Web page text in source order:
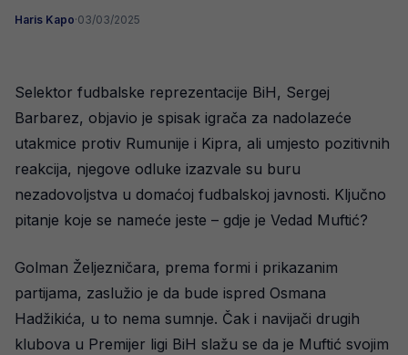
Haris Kapo·03/03/2025
Selektor fudbalske reprezentacije BiH, Sergej
Barbarez, objavio je spisak igrača za nadolazeće
utakmice protiv Rumunije i Kipra, ali umjesto pozitivnih
reakcija, njegove odluke izazvale su buru
nezadovoljstva u domaćoj fudbalskoj javnosti. Ključno
pitanje koje se nameće jeste – gdje je Vedad Muftić?
Golman Željezničara, prema formi i prikazanim
partijama, zaslužio je da bude ispred Osmana
Hadžikića, u to nema sumnje. Čak i navijači drugih
klubova u Premijer ligi BiH slažu se da je Muftić svojim